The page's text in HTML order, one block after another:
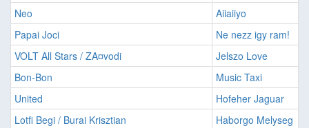
Neo
Aiiaiiyo
Papai Joci
Ne nezz igy ram!
VOLT All Stars / ZA¤vodi
Jelszo Love
Bon-Bon
Music Taxi
United
Hofeher Jaguar
Lotfi Begi / Burai Krisztian
Haborgo Melyseg